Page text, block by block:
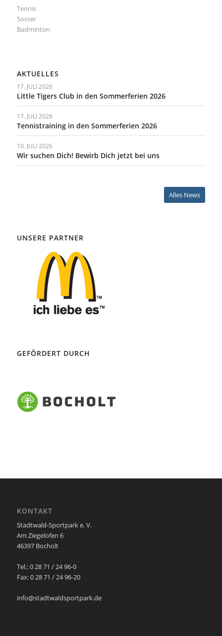
Tennis
Soccer
Badminton
AKTUELLES
17. JULI 2026
Little Tigers Club in den Sommerferien 2026
17. JULI 2026
Tennistraining in den Sommerferien 2026
10. JULI 2026
Wir suchen Dich! Bewirb Dich jetzt bei uns
Alles News
UNSERE PARTNER
GEFÖRDERT DURCH
KONTAKT
Stadtwald-Sportpark e. V.
Am Ziegelofen 6
46397 Bocholt
Tel.: 0 28 71 / 24 96-0
Fax: 0 28 71 / 24 96-20
info@stadtwaldsportpark.de